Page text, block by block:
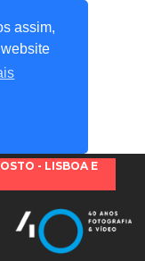
assim,
- LISBOA E